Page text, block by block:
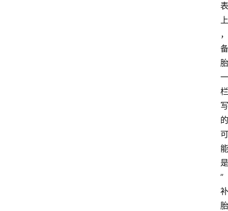
表
上
，
备
胎
一
栏
写
的
可
能
是
”
补
胎